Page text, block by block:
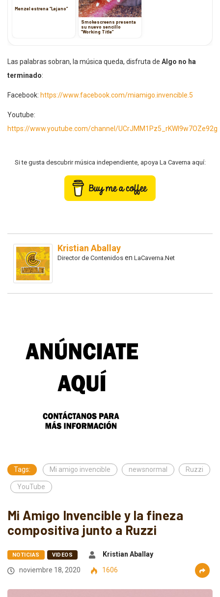
Menzel estrena “Lejano”
Smokescreens presenta
su nuevo sencillo
”Working Title”
Las palabras sobran, la música queda, disfruta de Algo no ha
terminado:
Facebook: https://www.facebook.com/miamigo.invencible.5
Youtube:
https://www.youtube.com/channel/UCrJMM1Pz5_rKWI9w7OZe92g
Si te gusta descubrir música independiente, apoya La Caverna aquí:
Kristian Aballay
Director de Contenidos en LaCaverna.Net
Tags: Mi amigo invencible newsnormal Ruzzi
YouTube
Mi Amigo Invencible y la fineza
compositiva junto a Ruzzi
NOTICIAS VIDEOS
Kristian Aballay
noviembre 18, 2020
1606